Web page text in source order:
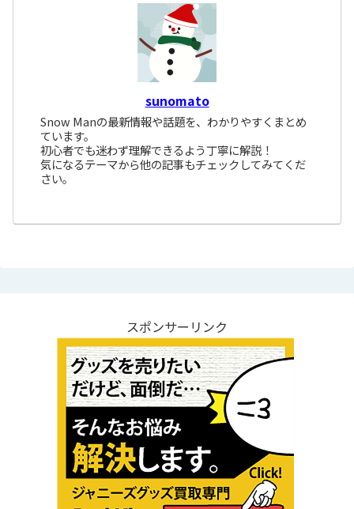
sunomato
Snow Manの最新情報や話題を、わかりやすくまとめ
ています。
初心者でも迷わず理解できるよう丁寧に解説！
気になるテーマから他の記事もチェックしてみてくだ
さい。
スポンサーリンク